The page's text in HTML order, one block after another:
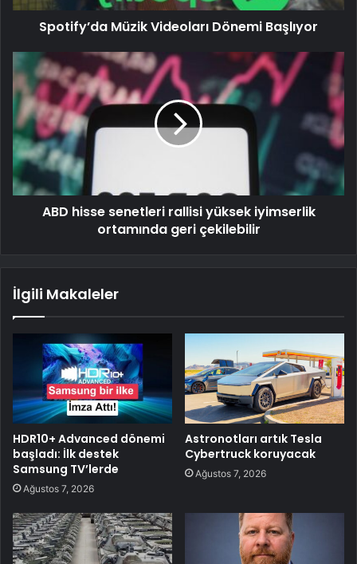
Spotify’da Müzik Videoları Dönemi Başlıyor
ABD hisse senetleri rallisi yüksek iyimserlik
ortamında geri çekilebilir
İlgili Makaleler
HDR10+ Advanced dönemi
başladı: İlk destek
Samsung TV’lerde
Ağustos 7, 2026
Astronotları artık Tesla
Cybertruck koruyacak
Ağustos 7, 2026